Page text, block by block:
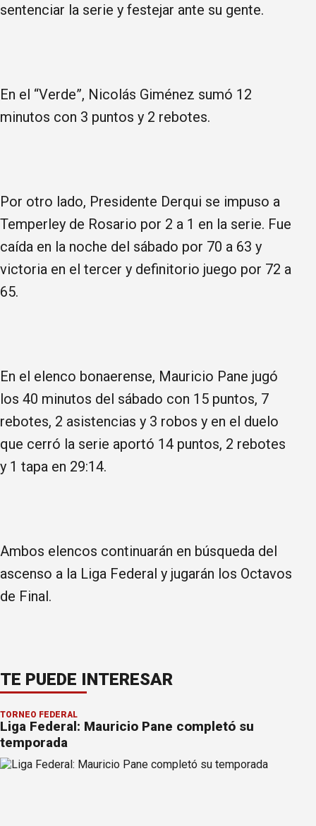
sentenciar la serie y festejar ante su gente.
En el “Verde”, Nicolás Giménez sumó 12
minutos con 3 puntos y 2 rebotes.
Por otro lado, Presidente Derqui se impuso a
Temperley de Rosario por 2 a 1 en la serie. Fue
caída en la noche del sábado por 70 a 63 y
victoria en el tercer y definitorio juego por 72 a
65.
En el elenco bonaerense, Mauricio Pane jugó
los 40 minutos del sábado con 15 puntos, 7
rebotes, 2 asistencias y 3 robos y en el duelo
que cerró la serie aportó 14 puntos, 2 rebotes
y 1 tapa en 29:14.
Ambos elencos continuarán en búsqueda del
ascenso a la Liga Federal y jugarán los Octavos
de Final.
TE PUEDE INTERESAR
TORNEO FEDERAL
Liga Federal: Mauricio Pane completó su
temporada